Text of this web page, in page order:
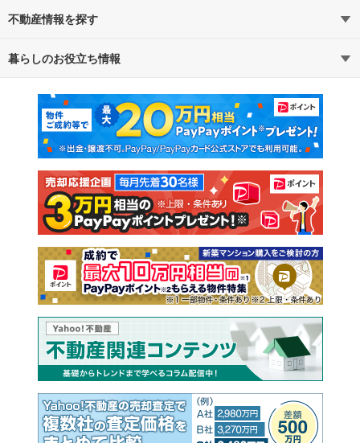
不動産情報を探す
不動産・住宅
新築マンション 中古マンション
新築一戸建て 中古一戸建て
注文住宅 土地
売却査定
暮らしのお役立ち情報
マンションカタログ 教えて！住まいの先生